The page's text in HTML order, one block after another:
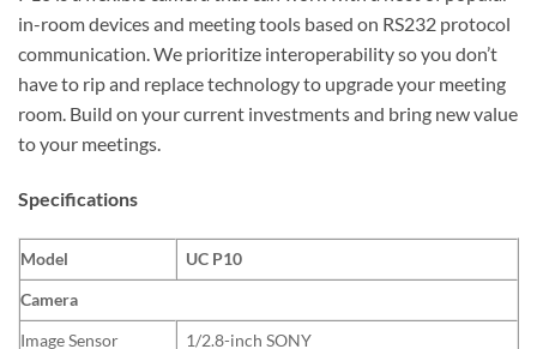
in-room devices and meeting tools based on RS232 protocol
communication. We prioritize interoperability so you don’t
have to rip and replace technology to upgrade your meeting
room. Build on your current investments and bring new value
to your meetings.
Specifications
Model
UC P10
Camera
Image Sensor
1/2.8-inch SONY